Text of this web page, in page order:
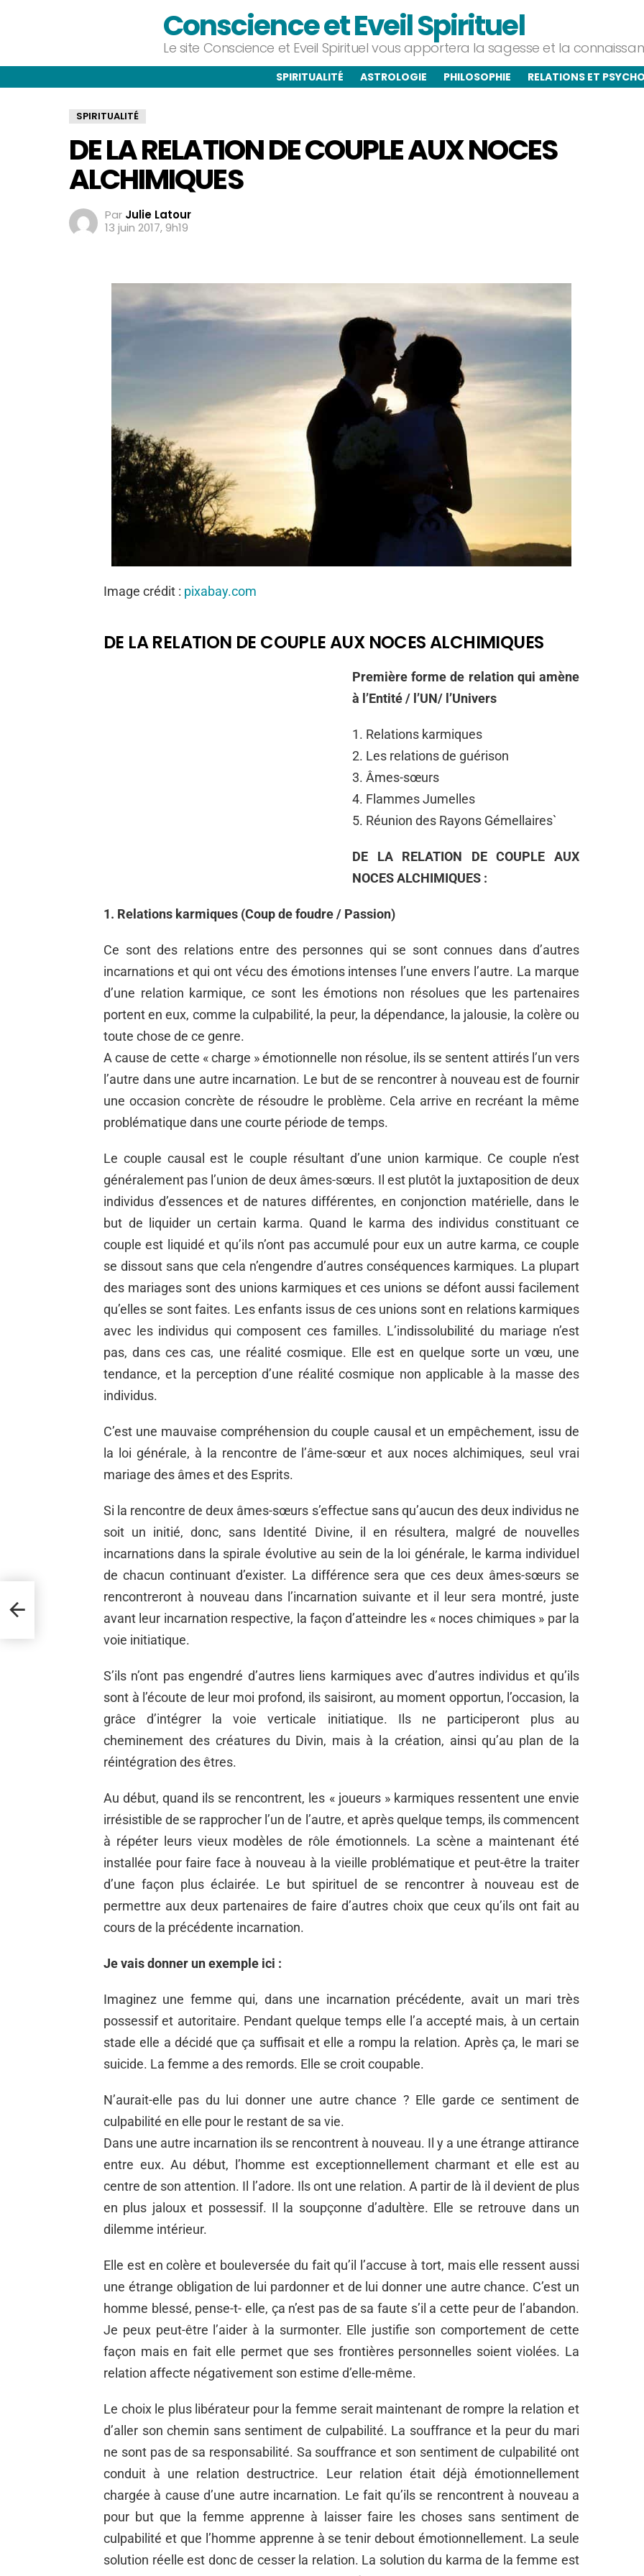
Conscience et Eveil Spirituel
Le site Conscience et Eveil Spirituel vous apportera la sagesse et la
SPIRITUALITÉ ASTROLOGIE PHILOSOPHIE RELATIONS ET
SPIRITUALITÉ
DE LA RELATION DE COUPLE AUX NOCES
ALCHIMIQUES
Par Julie Latour
13 juin 2017, 9h19
Image crédit : pixabay.com
DE LA RELATION DE COUPLE AUX NOCES ALCHIMIQUES
Première forme de relation qui amène
à l’Entité / l’UN/ l’Univers
1. Relations karmiques
2. Les relations de guérison
3. Âmes-sœurs
4. Flammes Jumelles
5. Réunion des Rayons Gémellaires`
DE LA RELATION DE COUPLE AUX
NOCES ALCHIMIQUES :
1. Relations karmiques (Coup de foudre / Passion)
Ce sont des relations entre des personnes qui se sont connues dans d’autres
incarnations et qui ont vécu des émotions intenses l’une envers l’autre. La marque
d’une relation karmique, ce sont les émotions non résolues que les partenaires
portent en eux, comme la culpabilité, la peur, la dépendance, la jalousie, la colère ou
toute chose de ce genre.
A cause de cette « charge » émotionnelle non résolue, ils se sentent attirés l’un vers
l’autre dans une autre incarnation. Le but de se rencontrer à nouveau est de fournir
une occasion concrète de résoudre le problème. Cela arrive en recréant la même
problématique dans une courte période de temps.
Le couple causal est le couple résultant d’une union karmique. Ce couple n’est
généralement pas l’union de deux âmes-sœurs. Il est plutôt la juxtaposition de deux
individus d’essences et de natures différentes, en conjonction matérielle, dans le
but de liquider un certain karma. Quand le karma des individus constituant ce
couple est liquidé et qu’ils n’ont pas accumulé pour eux un autre karma, ce couple
se dissout sans que cela n’engendre d’autres conséquences karmiques. La plupart
des mariages sont des unions karmiques et ces unions se défont aussi facilement
qu’elles se sont faites. Les enfants issus de ces unions sont en relations karmiques
avec les individus qui composent ces familles. L’indissolubilité du mariage n’est
pas, dans ces cas, une réalité cosmique. Elle est en quelque sorte un vœu, une
tendance, et la perception d’une réalité cosmique non applicable à la masse des
individus.
C’est une mauvaise compréhension du couple causal et un empêchement, issu de
la loi générale, à la rencontre de l’âme-sœur et aux noces alchimiques, seul vrai
mariage des âmes et des Esprits.
Si la rencontre de deux âmes-sœurs s’effectue sans qu’aucun des deux individus ne
soit un initié, donc, sans Identité Divine, il en résultera, malgré de nouvelles
incarnations dans la spirale évolutive au sein de la loi générale, le karma individuel
de chacun continuant d’exister. La différence sera que ces deux âmes-sœurs se
rencontreront à nouveau dans l’incarnation suivante et il leur sera montré, juste
avant leur incarnation respective, la façon d’atteindre les « noces chimiques » par la
voie initiatique.
S’ils n’ont pas engendré d’autres liens karmiques avec d’autres individus et qu’ils
sont à l’écoute de leur moi profond, ils saisiront, au moment opportun, l’occasion, la
grâce d’intégrer la voie verticale initiatique. Ils ne participeront plus au
cheminement des créatures du Divin, mais à la création, ainsi qu’au plan de la
réintégration des êtres.
Au début, quand ils se rencontrent, les « joueurs » karmiques ressentent une envie
irrésistible de se rapprocher l’un de l’autre, et après quelque temps, ils commencent
à répéter leurs vieux modèles de rôle émotionnels. La scène a maintenant été
installée pour faire face à nouveau à la vieille problématique et peut-être la traiter
d’une façon plus éclairée. Le but spirituel de se rencontrer à nouveau est de
permettre aux deux partenaires de faire d’autres choix que ceux qu’ils ont fait au
cours de la précédente incarnation.
Je vais donner un exemple ici :
Imaginez une femme qui, dans une incarnation précédente, avait un mari très
possessif et autoritaire. Pendant quelque temps elle l’a accepté mais, à un certain
stade elle a décidé que ça suffisait et elle a rompu la relation. Après ça, le mari se
suicide. La femme a des remords. Elle se croit coupable.
N’aurait-elle pas du lui donner une autre chance ? Elle garde ce sentiment de
culpabilité en elle pour le restant de sa vie.
Dans une autre incarnation ils se rencontrent à nouveau. Il y a une étrange attirance
entre eux. Au début, l’homme est exceptionnellement charmant et elle est au
centre de son attention. Il l’adore. Ils ont une relation. A partir de là il devient de plus
en plus jaloux et possessif. Il la soupçonne d’adultère. Elle se retrouve dans un
dilemme intérieur.
Elle est en colère et bouleversée du fait qu’il l’accuse à tort, mais elle ressent aussi
une étrange obligation de lui pardonner et de lui donner une autre chance. C’est un
homme blessé, pense-t- elle, ça n’est pas de sa faute s’il a cette peur de l’abandon.
Je peux peut-être l’aider à la surmonter. Elle justifie son comportement de cette
façon mais en fait elle permet que ses frontières personnelles soient violées. La
relation affecte négativement son estime d’elle-même.
Le choix le plus libérateur pour la femme serait maintenant de rompre la relation et
d’aller son chemin sans sentiment de culpabilité. La souffrance et la peur du mari
ne sont pas de sa responsabilité. Sa souffrance et son sentiment de culpabilité ont
conduit à une relation destructrice. Leur relation était déjà émotionnellement
chargée à cause d’une autre incarnation. Le fait qu’ils se rencontrent à nouveau a
pour but que la femme apprenne à laisser faire les choses sans sentiment de
culpabilité et que l’homme apprenne à se tenir debout émotionnellement. La seule
solution réelle est donc de cesser la relation. La solution du karma de la femme est